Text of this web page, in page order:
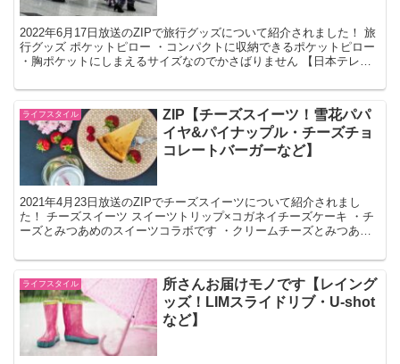
2022年6月17日放送のZIPで旅行グッズについて紹介されました！ 旅
行グッズ ポケットピロー ・コンパクトに収納できるポケットピロー
・胸ポケットにしまえるサイズなのでかさばりません 【日本テレビ
ライフスタイル
ZIP【チーズスイーツ！雪花パパ
イヤ&パイナップル・チーズチョ
コレートバーガーなど】
2021年4月23日放送のZIPでチーズスイーツについて紹介されまし
た！ チーズスイーツ スイーツトリップ×コガネイチーズケーキ ・チ
ーズとみつあめのスイーツコラボです ・クリームチーズとみつあめ
ライフスタイル
所さんお届けモノです【レイング
ッズ！LIMスライドリブ・U-shot
など】